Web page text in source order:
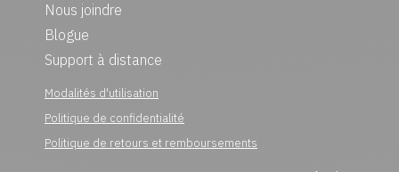
Nous joindre
Blogue
Support à distance
Modalités d'utilisation
Politique de confidentialité
Politique de retours et remboursements